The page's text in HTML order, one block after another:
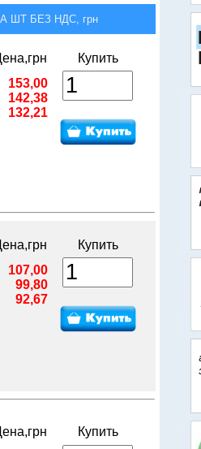
ШТ БЕЗ НДС, грн
Купить
153,00
142,38
132,21
Купить
107,00
99,80
92,67
Купить